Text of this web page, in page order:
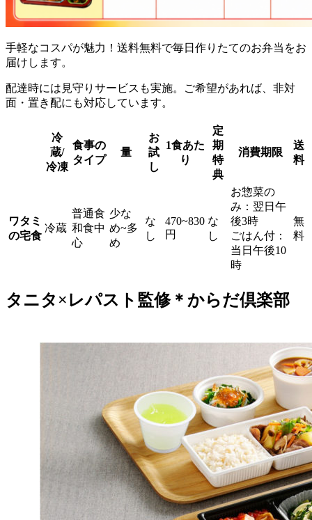
手軽なコスパが魅力！送料無料で毎日作りたてのお弁当をお
届け します。
配達時には見守りサービスも実施。ご希望があれば、非対
面・置き配にも対応しています。
冷
蔵/
冷凍
食事の
タイプ
量
お
試
し
1食あた
り
定
期
特
典
消費期限
送
料
ワタミ
の宅食
冷蔵
普通食
和食中
心
少な
め~多
め
な
し
470~830
円
な
し
お惣菜の
み：翌日午
後3時
ごはん付：
当日午後10
時
無
料
タニタ×レパスト監修＊からだ倶楽部